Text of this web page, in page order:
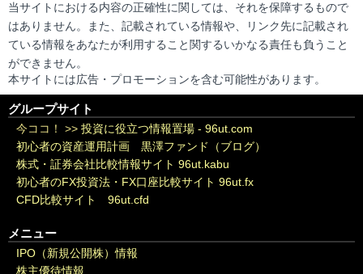
当サイトにおける内容の正確性に関しては、それを保障するもので
はありません。また、記載されている情報や、リンク先に記載され
ている情報をあなたが利用すること関するいかなる責任も負うこと
ができません。
本サイトには広告・プロモーションを含む可能性があります。
グループサイト
今ココ！ >> 投資に役立つ情報置場 - 96ut.com
初心者の資産運用計画 黒澤ファンド（ブログ）
株式・証券会社比較情報サイト 96ut.kabu
初心者のFX投資法・FX口座比較サイト 96ut.fx
CFD比較サイト 96ut.cfd
メニュー
IPO（新規公開株）情報
株主優待情報